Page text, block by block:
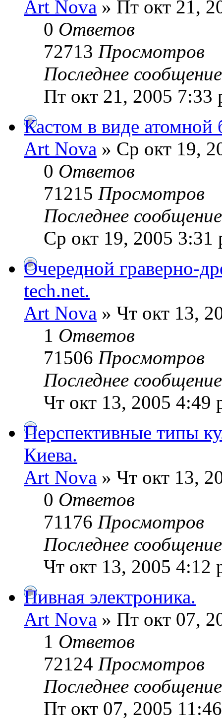
Art Nova » Пт окт 21,
0 Ответов
72713 Просмотров
Последнее
Пт окт 21, 2005 7:33
Кастом в виде
Art Nova » Ср окт 19,
0 Ответов
71215 Просмотров
Последнее
Ср окт 19, 2005 3:31
Очередной граверно-
tech.net.
Art Nova » Чт окт 13,
1 Ответов
71506 Просмотров
Последнее
Чт окт 13, 2005 4:49
Перспективные типы
Киева.
Art Nova » Чт окт 13,
0 Ответов
71176 Просмотров
Последнее
Чт окт 13, 2005 4:12
Пивная электроника.
Art Nova » Пт окт 07,
1 Ответов
72124 Просмотров
Последнее
Пт окт 07, 2005